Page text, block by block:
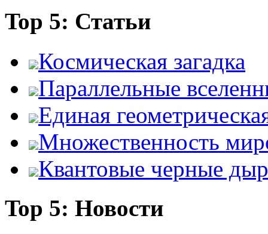
Top 5: Статьи
Космическая загадка
Параллельные
Единая
Множественность
Квантовые черные
Top 5: Новости